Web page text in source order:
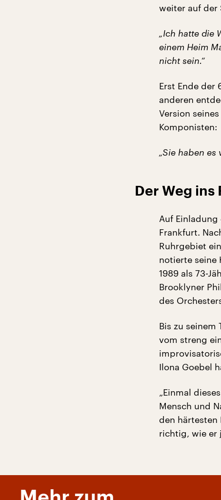
weiter auf der
„Ich hatte die
einem Heim
nicht sein.“
Erst Ende der
anderen
Version
Komponisten:
„Sie haben es
Der Weg
Auf Einladung
Frankfurt.
Ruhrgebiet
notierte seine
1989 als 73-
Brooklyner
des
Bis zu seinem
vom streng
Ilona Goebel
„Einmal
Mensch und
den härtesten
richtig, wie er